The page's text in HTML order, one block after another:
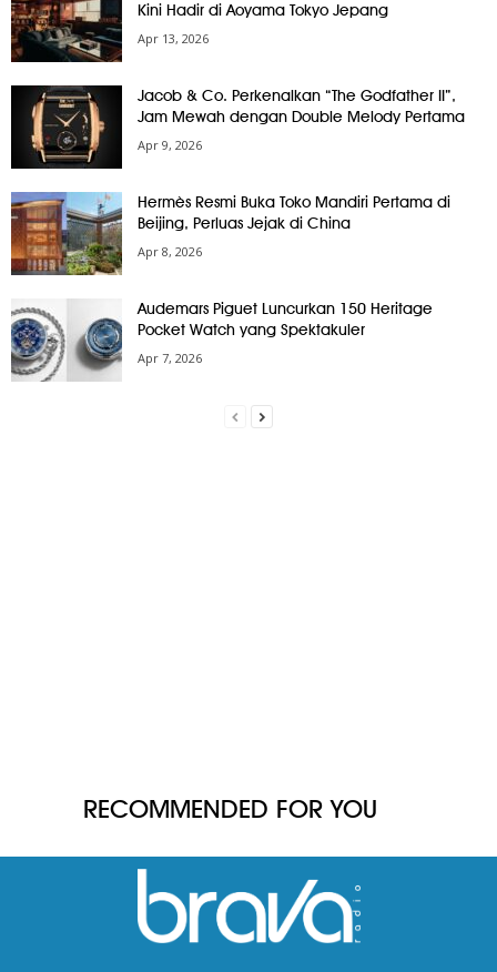
Kini Hadir di Aoyama Tokyo Jepang
Apr 13, 2026
Jacob & Co. Perkenalkan “The Godfather II”,
Jam Mewah dengan Double Melody Pertama
Apr 9, 2026
Hermès Resmi Buka Toko Mandiri Pertama di
Beijing, Perluas Jejak di China
Apr 8, 2026
Audemars Piguet Luncurkan 150 Heritage
Pocket Watch yang Spektakuler
Apr 7, 2026
RECOMMENDED FOR YOU